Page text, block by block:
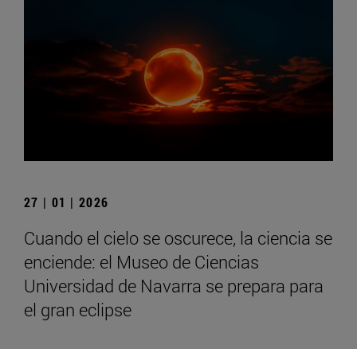
27 | 01 | 2026
Cuando el cielo se oscurece, la ciencia se
enciende: el Museo de Ciencias
Universidad de Navarra se prepara para
el gran eclipse